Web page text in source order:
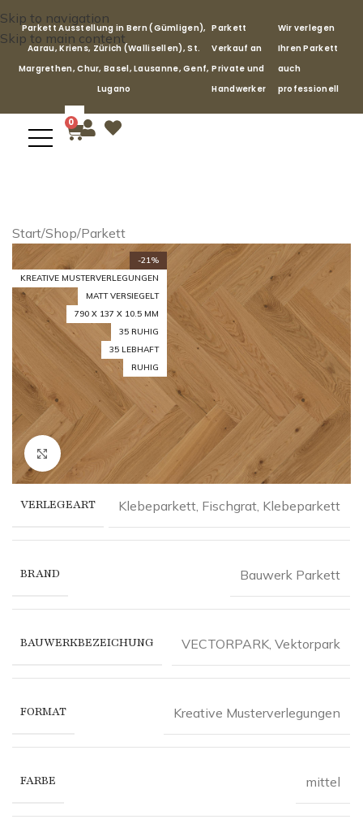
Skip to navigation
Skip to main content
Parkett Ausstellung in Bern (Gümligen),
Aarau, Kriens, Zürich (Wallisellen), St.
Margrethen, Chur, Basel, Lausanne, Genf,
Lugano
Parkett
Verkauf an
Private und
Handwerker
Wir verlegen
Ihren Parkett
auch
professionell
0
Start/Shop/Parkett
-21%
KREATIVE MUSTERVERLEGUNGEN
MATT VERSIEGELT
790 X 137 X 10.5 MM
35 RUHIG
35 LEBHAFT
RUHIG
Click to enlarge
VERLEGEART Klebeparkett Fischgrat, Klebeparkett
BRAND Bauwerk Parkett
BAUWERKBEZEICHUNG VECTORPARK Vektorpark
FORMAT Kreative Musterverlegungen
FARBE mittel